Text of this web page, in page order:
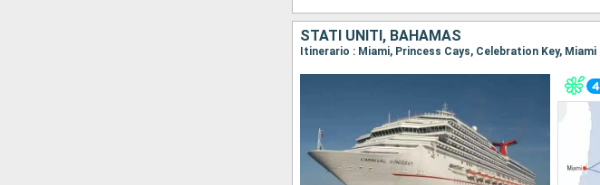
STATI UNITI, BAHAMAS
Itinerario : Miami, Princess Cays, Celebration Key, Miami